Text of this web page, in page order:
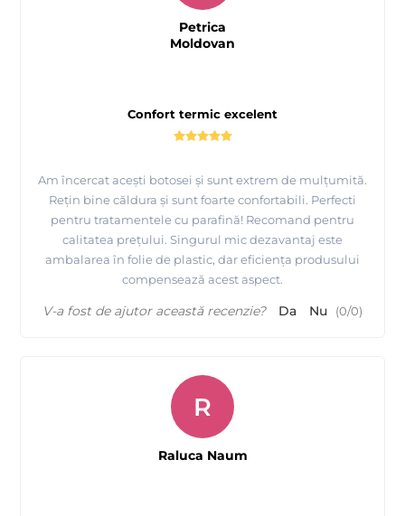
Confort termic excelent
Am încercat acești botosei și sunt extrem de mulțumită.
Rețin bine căldura și sunt foarte confortabili. Perfecti
pentru tratamentele cu parafină! Recomand pentru
calitatea prețului. Singurul mic dezavantaj este
ambalarea în folie de plastic, dar eficiența produsului
compensează acest aspect.
Petrica
Moldovan
V-a fost de ajutor această recenzie? Da Nu (0/0)
R
Raluca Naum